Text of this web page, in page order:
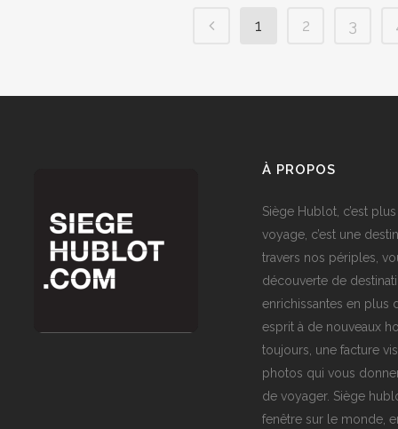
1 2 3
À PROPOS
Siège Hublot, c’est
voyage, c’est une
travers nos périples,
découverte de
enrichissantes en plus
esprit à de nouveaux
toujours, une facture
photos qui vous
de voyager. Siège
fenêtre sur le monde,